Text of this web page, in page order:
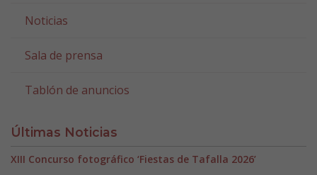
Noticias
Sala de prensa
Tablón de anuncios
Últimas Noticias
XIII Concurso fotográfico ‘Fiestas de Tafalla 2026’